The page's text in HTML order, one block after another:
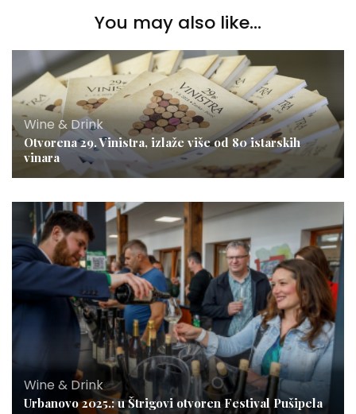
You may also like...
Wine & Drink
Otvorena 29. Vinistra, izlaže više od 80 istarskih
vinara
Wine & Drink
Urbanovo 2025.: u Štrigovi otvoren Festival Pušipela